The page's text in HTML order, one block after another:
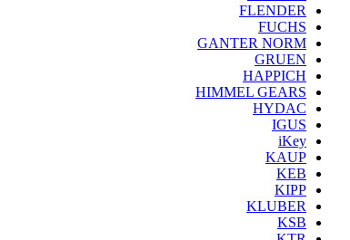
FLENDER
FUCHS
GANTER NORM
GRUEN
HAPPICH
HIMMEL GEARS
HYDAC
IGUS
iKey
KAUP
KEB
KIPP
KLUBER
KSB